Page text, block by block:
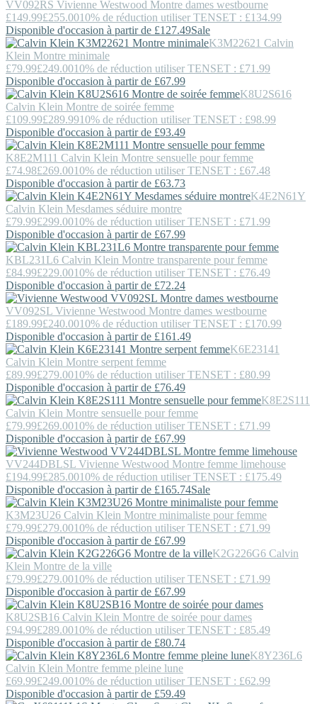
VV092RS Vivienne Westwood Montre dames westbourne
£149.99£255.0010% de réduction utiliser TENSET : £134.99
Disponible d'occasion à partir de £127.49Sale
K3M22621 Calvin
Klein Montre minimale
£79.99£249.0010% de réduction utiliser TENSET : £71.99
Disponible d'occasion à partir de £67.99
K8U2S616
Calvin Klein Montre de soirée femme
£109.99£289.9910% de réduction utiliser TENSET : £98.99
Disponible d'occasion à partir de £93.49
K8E2M111 Calvin Klein Montre sensuelle pour femme
£74.98£269.0010% de réduction utiliser TENSET : £67.48
Disponible d'occasion à partir de £63.73
K4E2N61Y
Calvin Klein Mesdames séduire montre
£79.99£299.0010% de réduction utiliser TENSET : £71.99
Disponible d'occasion à partir de £67.99
KBL231L6 Calvin Klein Montre transparente pour femme
£84.99£229.0010% de réduction utiliser TENSET : £76.49
Disponible d'occasion à partir de £72.24
VV092SL Vivienne Westwood Montre dames westbourne
£189.99£240.0010% de réduction utiliser TENSET : £170.99
Disponible d'occasion à partir de £161.49
K6E23141
Calvin Klein Montre serpent femme
£89.99£279.0010% de réduction utiliser TENSET : £80.99
Disponible d'occasion à partir de £76.49
K8E2S111
Calvin Klein Montre sensuelle pour femme
£79.99£269.0010% de réduction utiliser TENSET : £71.99
Disponible d'occasion à partir de £67.99
VV244DBLSL Vivienne Westwood Montre femme limehouse
£194.99£285.0010% de réduction utiliser TENSET : £175.49
Disponible d'occasion à partir de £165.74Sale
K3M23U26 Calvin Klein Montre minimaliste pour femme
£79.99£279.0010% de réduction utiliser TENSET : £71.99
Disponible d'occasion à partir de £67.99
K2G226G6 Calvin
Klein Montre de la ville
£79.99£279.0010% de réduction utiliser TENSET : £71.99
Disponible d'occasion à partir de £67.99
K8U2SB16 Calvin Klein Montre de soirée pour dames
£94.99£289.0010% de réduction utiliser TENSET : £85.49
Disponible d'occasion à partir de £80.74
K8Y236L6
Calvin Klein Montre femme pleine lune
£69.99£249.0010% de réduction utiliser TENSET : £62.99
Disponible d'occasion à partir de £59.49